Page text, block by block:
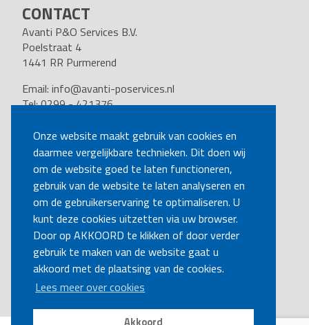
Onze website maakt gebruik van cookies en
daarmee vergelijkbare technieken. Dit doen wij
om de website goed te laten functioneren,
gebruik van de website te laten analyseren en
om de gebruikerservaring te optimaliseren. U
kunt deze cookies uitzetten via uw browser.
Door op AKKOORD te klikken of door verder
gebruik te maken van de website gaat u
akkoord met de plaatsing van de cookies.
Lees meer over cookies
CONTACT
Avanti P&O Services B.V.
Poelstraat 4
1441 RR Purmerend
Email: info@avanti-poservices.nl
Tel: 0299 - 421376
Kvk nummer: 37140121
VOLG ONS
BEL MIJ TERUG
MAAK EEN AFSPRAAK